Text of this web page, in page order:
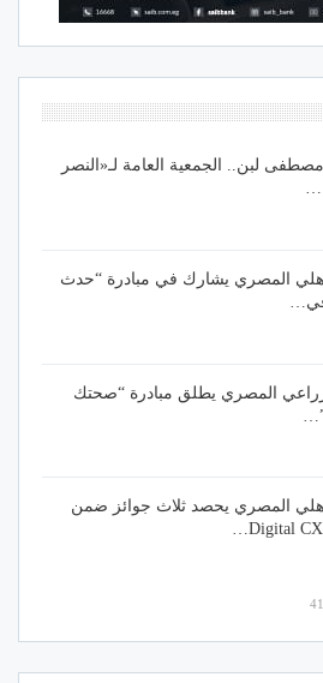
لبن.. الجمعية العامة لـ«النصر
المصري يشارك في مبادرة “حدث
المصري يطلق مبادرة “صحتك
المصري يحصد ثلاث جوائز ضمن
Digital CX